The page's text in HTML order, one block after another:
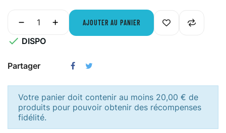
AJOUTER AU PANIER
 DISPO
Partager
Votre panier doit contenir au moins 20,00 € de
produits pour pouvoir obtenir des récompenses
fidélité.